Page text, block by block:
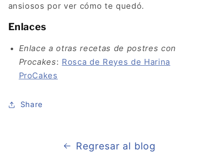
ansiosos por ver cómo te quedó.
Enlaces
Enlace a otras recetas de postres con
Procakes: Rosca de Reyes de Harina
ProCakes
Share
Regresar al blog